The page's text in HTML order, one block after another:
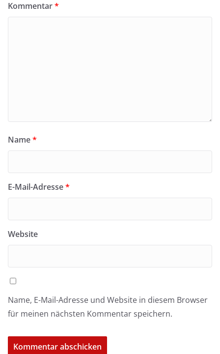
Kommentar*
Name*
E-Mail-Adresse*
Website
Name, E-Mail-Adresse und Website in diesem Browser
für meinen nächsten Kommentar speichern.